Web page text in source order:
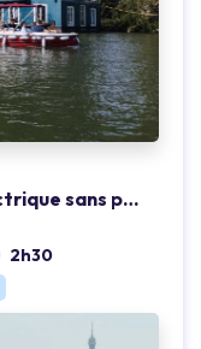
Loading... Chasse au trésor en bateau électrique sans permis Levallois
2h30